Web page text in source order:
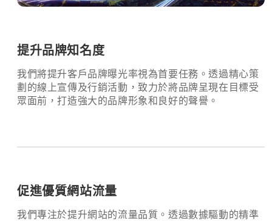
提升品牌知名度
我們將提升客戶品牌曝光率視為首要任務。透過精心策
劃的線上宣傳及行銷活動，致力於將品牌呈現在目標受
眾面前，打造強大的品牌形象和良好的聲譽。
促進優質網站流量
我們專注於提升網站的流量品質。透過數據驅動的精準